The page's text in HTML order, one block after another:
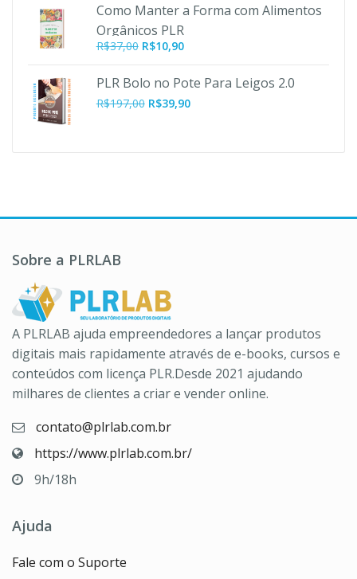
Como Manter a Forma com Alimentos
Orgânicos PLR
R$37,00 O
original
era:
R$37,00.
R$10,90O
atual
PLR Bolo no Pote Para Leigos 2.0
R$197,00 O
R$39,90O
Sobre a PLRLAB
A PLRLAB ajuda empreendedores a lançar produtos
digitais mais rapidamente através de e-books, cursos e
conteúdos com licença PLR.Desde 2021 ajudando
milhares de clientes a criar e vender online.
contato@plrlab.com.br
https://www.plrlab.com.br/
9h/18h
Ajuda
Fale com o Suporte